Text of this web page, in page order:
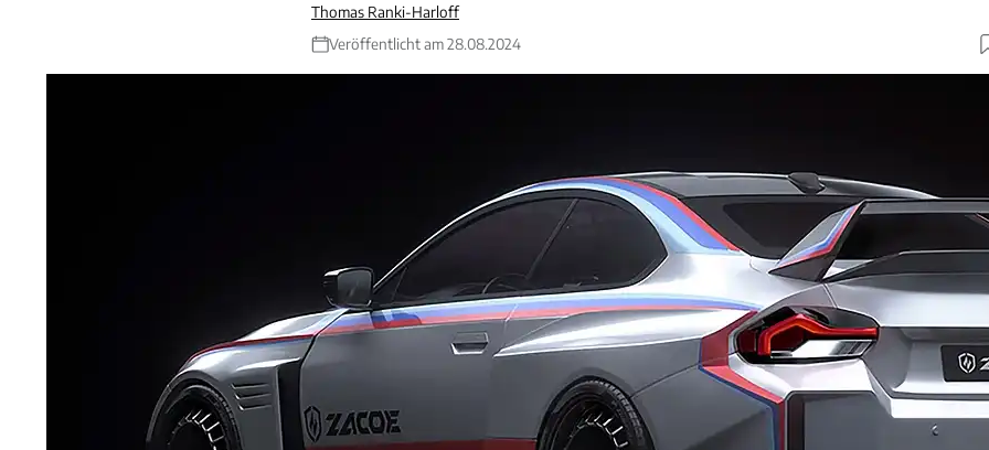
Thomas Ranki-Harloff
Veröffentlicht am 28.08.2024